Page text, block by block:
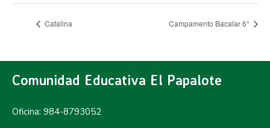
Catalina Campamento Bacalar 6°
Comunidad Educativa El Papalote
Oficina: 984-8793052